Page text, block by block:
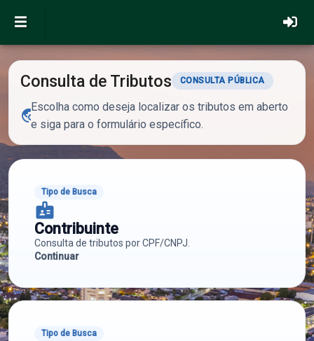
Consulta de Tributos CONSULTA PÚBLICA
travel_explore
Escolha como deseja localizar os tributos em aberto
e siga para o formulário específico.
Tipo de Busca
badge
Contribuinte
Consulta de tributos por CPF/CNPJ.
Continuar
Tipo de Busca